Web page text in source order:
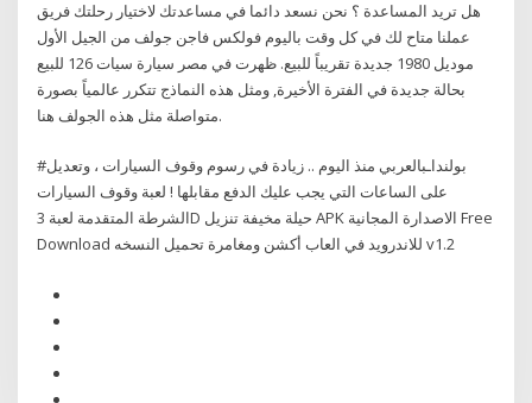
هل تريد المساعدة ؟ نحن نسعد دائما في مساعدتك لاختيار رحلتك فريق
عملنا متاح لك في كل وقت باليوم فولكس فاجن جولف من الجيل الأول
موديل 1980 جديدة تقريباً للبيع. ظهرت في مصر سيارة سيات 126 للبيع
بحالة جديدة في الفترة الأخيرة, ومثل هذه النماذج تتكرر عالمياً بصورة
متواصلة مثل هذه الجولف هنا.
#بولنداـبالعربي منذ اليوم .. زيادة في رسوم وقوف السيارات ، وتعديل
على الساعات التي يجب عليك الدفع مقابلها ! لعبة وقوف السيارات
الشرطة المتقدمة لعبة 3D حيلة مخيفة تنزيل APK الاصدارة المجانية Free
Download للاندرويد في العاب أكشن ومغامرة تحميل النسخه v1.2